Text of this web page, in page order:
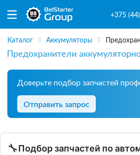
+375
Каталог Аккумуляторы
Предохранители
Доверьте подбор запчастей
Отправить запрос
🔧Подбор запчастей по